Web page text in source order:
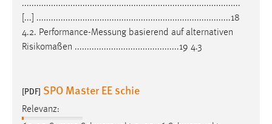
..........................................................................................
[...] ................................................................................18
4.2. Performance-Messung basierend auf alternativen
Risikomaßen ...........................................19 4.3
[PDF] SPO Master EE schie
Relevanz: